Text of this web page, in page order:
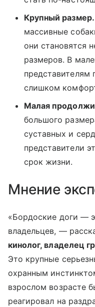
Крупный размер.
массивные
они становятся
размеров. В
слишком
Малая
большого
суставных и
представители
срок жизни.
Мнение
«Бордоские доги —
владельцев, —
кинолог, владелец
Это крупные
охранным
взрослом возрасте
реагировал на